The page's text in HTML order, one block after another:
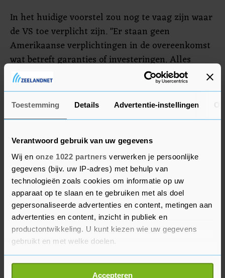
Toestemming Details Advertentie-instellingen
Verantwoord gebruik van uw gegevens
Wij en onze 1022 partners verwerken je persoonlijke
gegevens (bijv. uw IP-adres) met behulp van
technologieën zoals cookies om informatie op uw
apparaat op te slaan en te gebruiken met als doel
gepersonaliseerde advertenties en content, metingen aan
advertenties en content, inzicht in publiek en
productontwikkeling. U kunt kiezen wie uw gegevens
gebruikt en met welke doelen.
Als u het toestaat, willen we ook graag:
Accepteren
In het huidige voorstel zou nog te vaag zijn waar
de VS toe verplicht zijn. "Er staan geen
Amerikaanse verplichtingen in de overeenkomst
wat betreft garanties of investeringen. Alles
daarover is heel vaag, en ze willen 500 miljard
dollar van ons loskrijgen", zegt de bron. "Wat
voor partnerschap is dit eigenlijk?"